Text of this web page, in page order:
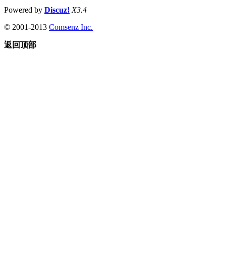
Powered by Discuz! X3.4
© 2001-2013 Comsenz Inc.
返回顶部